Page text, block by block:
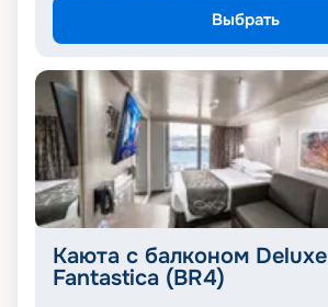
Выбрать
Каюта с балконом Deluxe
Fantastica (BR4)